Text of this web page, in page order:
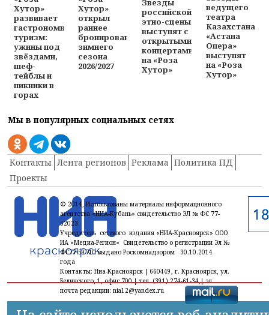
Хутор»
развивает
гастрономический
туризм:
ужины под
звёздами,
шеф-
тейблы и
пикники в
горах
Хутор»
открыл
раннее
бронирование
зимнего
сезона
2026/2027
Звезды
российской
этно-сцены
выступят с
открытыми
концертами
на «Роза
Хутор»
ведущего
театра
Казахстана
«Астана
Опера»
выступят
на «Роза
Хутор»
Мы в популярных социальных сетях
Контакты Лента регионов Реклама Политика ПД
Проекты
© 2014, Использованы материалы информационного
агентства «НИА-Кубань» свидетельство ЭЛ № ФС 77-
52023
Учредитель сетевого издания «НИА-Красноярск» ООО
ИА «Медиа-Регион» Свидетельство о регистрации Эл №
ФС77-59710 выдано Роскомнадзором 30.10.2014
года
Контакты: Ниа-Красноярск | 660449, г. Красноярск, ул.
Белинского, 1, офис 700 | тел. (391) 274-61-34,| эл.
почта редакции: nia12@yandex.ru